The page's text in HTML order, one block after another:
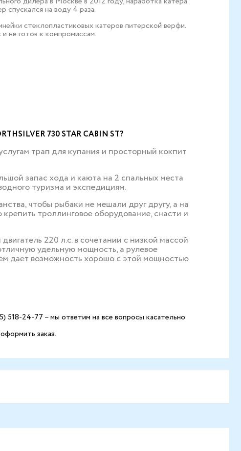
спускался на воду 4 раза.
стеклопластиковых катеров питерской верфи.
не готов к компромиссам.
730 STAR CABIN ST?
трап для купания и просторный кокпит
запас хода и каюта на 2 спальных места
туризма и экспедициям.
чтобы рыбаки не мешали друг другу, а на
троллинговое оборудование, снасти и
220 л.с. в сочетании с низкой массой
удельную мощность, а рулевое
дает возможность хорошо с этой мощностью
518-24-77 – мы ответим на все вопросы касательно
заказ.